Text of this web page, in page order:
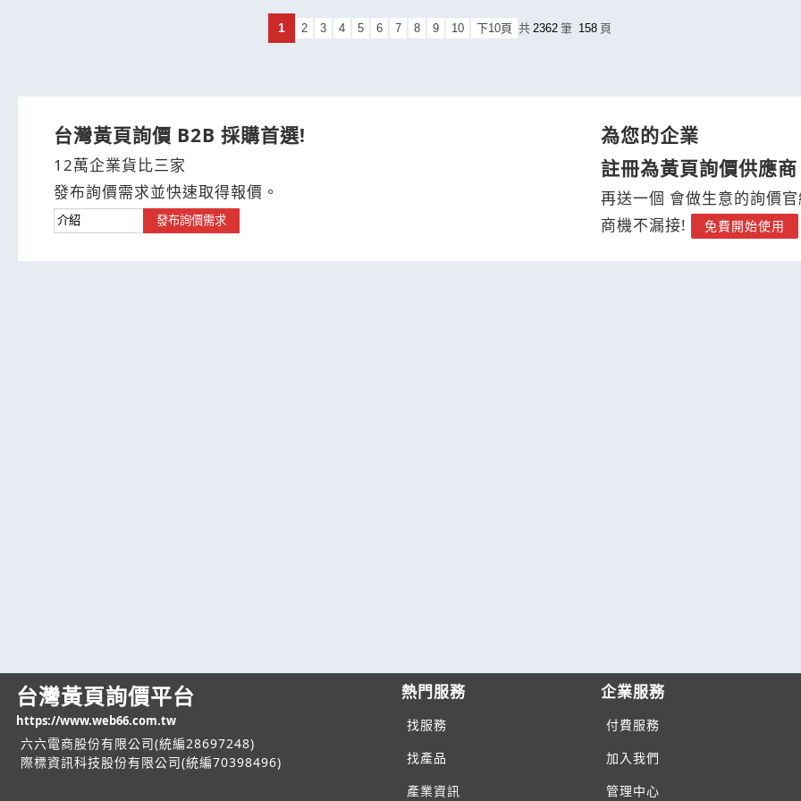
1 2 3 4 5 6 7 8 9 10 下10頁 共 2362 筆 158 頁
台灣黃頁詢價 B2B 採購首選!
12萬企業貨比三家
發布詢價需求並快速取得報價。
發布詢價需求
為您的企業
註冊為黃頁詢價供應商
再送一個 會做生意的詢價
商機不漏接!
免費開始使用
台灣黃頁詢價平台
https://www.web66.com.tw
六六電商股份有限公司(統編28697248)
際標資訊科技股份有限公司(統編70398496)
熱門服務
找服務
找產品
產業資訊
企業服務
付費服務
加入我們
管理中心